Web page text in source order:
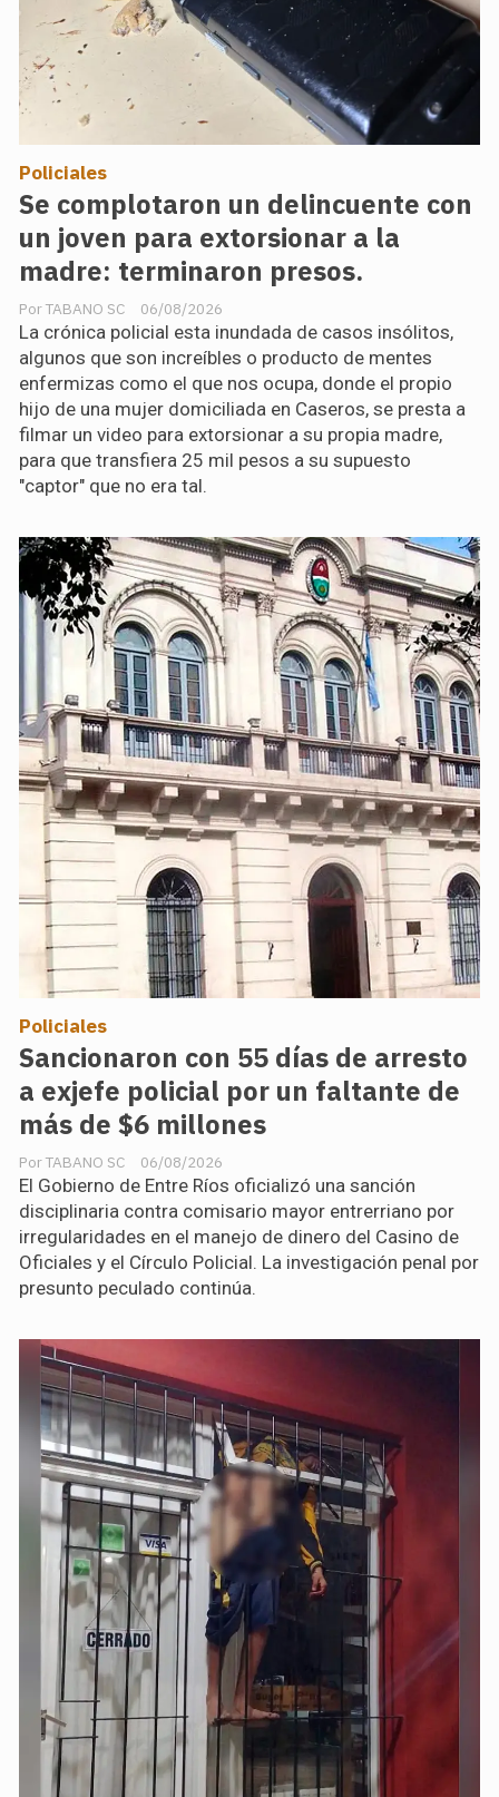
Se complotaron un delincuente con
un joven para extorsionar a la
madre: terminaron presos.
TABANO SC
Policiales
06/08/2026
La crónica policial esta inundada de casos insólitos,
algunos que son increíbles o producto de mentes
enfermizas como el que nos ocupa, donde el propio
hijo de una mujer domiciliada en Caseros, se presta a
filmar un video para extorsionar a su propia madre,
para que transfiera 25 mil pesos a su supuesto
"captor" que no era tal.
Sancionaron con 55 días de arresto
a exjefe policial por un faltante de
más de $6 millones
TABANO SC
Policiales
06/08/2026
El Gobierno de Entre Ríos oficializó una sanción
disciplinaria contra comisario mayor entrerriano por
irregularidades en el manejo de dinero del Casino de
Oficiales y el Círculo Policial. La investigación penal por
presunto peculado continúa.